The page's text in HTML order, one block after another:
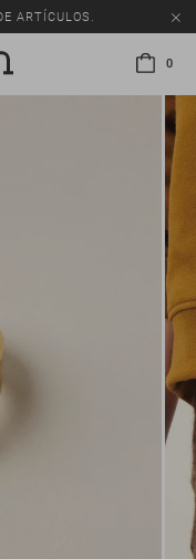
ARTÍCULOS.
0